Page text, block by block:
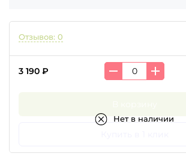
Отзывов: 0
3 190 ₽
Нет в наличии